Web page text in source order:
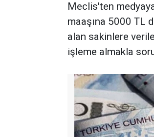
Meclis'ten
maaşına 5000 TL
alan sakinlere
işleme almakla